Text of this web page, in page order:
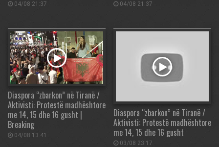
04/08 21:37 04/08 21:37
Diaspora “zbarkon” në Tiranë /
Aktivisti: Protestë madhështore
me 14, 15 dhe 16 gusht |
Breaking
04/08 13:41
Diaspora “zbarkon” në Tiranë /
Aktivisti: Protestë madhështore
me 14, 15 dhe 16 gusht
03/08 23:17